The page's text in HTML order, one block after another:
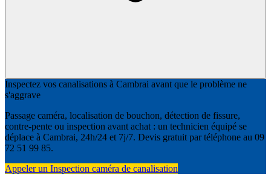
Inspectez vos canalisations à Cambrai avant que le problème ne
s'aggrave
Passage caméra, localisation de bouchon, détection de fissure,
contre-pente ou inspection avant achat : un technicien équipé se
déplace à Cambrai, 24h/24 et 7j/7. Devis gratuit par téléphone au 09
72 51 99 85.
Appeler un Inspection caméra de canalisation